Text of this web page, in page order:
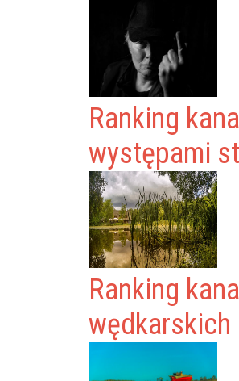
Ranking
występami
Ranking
wędkarskich